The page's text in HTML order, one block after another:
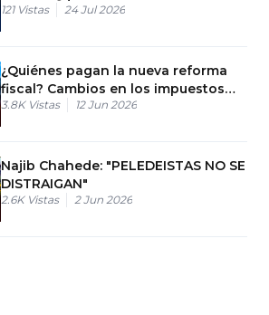
121 Vistas 24 Jul 2026
¿Quiénes pagan la nueva reforma
fiscal? Cambios en los impuestos
del país
3.8K Vistas 12 Jun 2026
Najib Chahede: "PELEDEISTAS NO SE
DISTRAIGAN"
2.6K Vistas 2 Jun 2026